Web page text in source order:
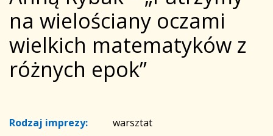
na wielościany oczami
wielkich matematyków z
różnych epok”
Rodzaj imprezy:
warsztat